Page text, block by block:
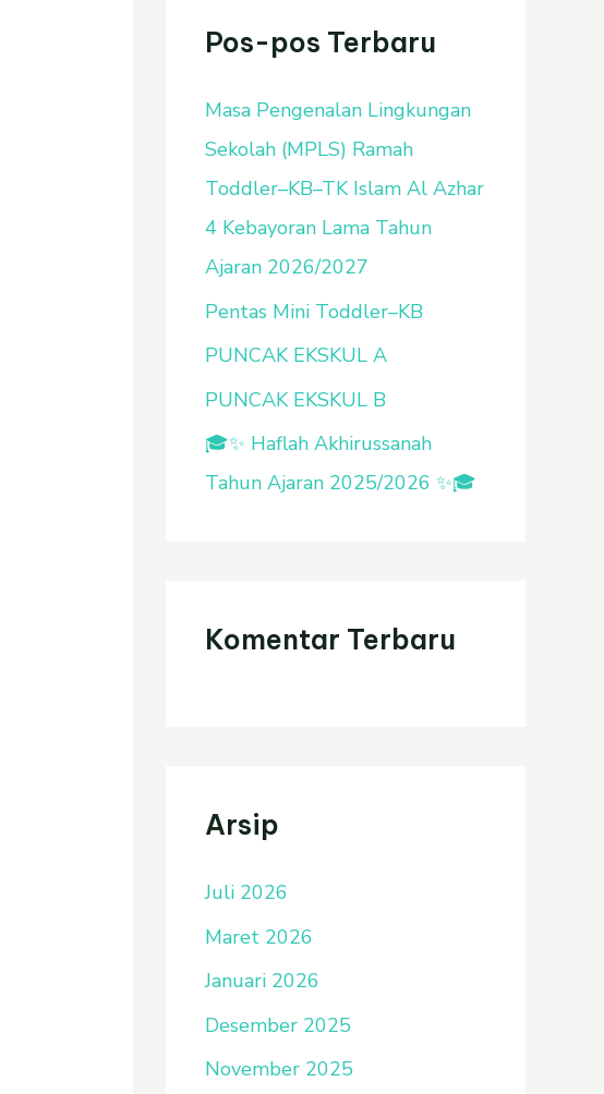
u
t
u
k
:
Pos-pos Terbaru
Masa Pengenalan Lingkungan
Sekolah (MPLS) Ramah
Toddler–KB–TK Islam Al Azhar
4 Kebayoran Lama Tahun
Ajaran 2026/2027
Pentas Mini Toddler–KB
PUNCAK EKSKUL A
PUNCAK EKSKUL B
🎓✨ Haflah Akhirussanah
Tahun Ajaran 2025/2026 ✨🎓
Komentar Terbaru
Arsip
Juli 2026
Maret 2026
Januari 2026
Desember 2025
November 2025